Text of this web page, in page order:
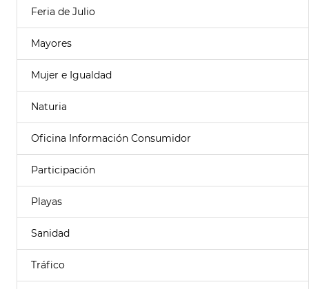
Feria de Julio
Mayores
Mujer e Igualdad
Naturia
Oficina Información Consumidor
Participación
Playas
Sanidad
Tráfico